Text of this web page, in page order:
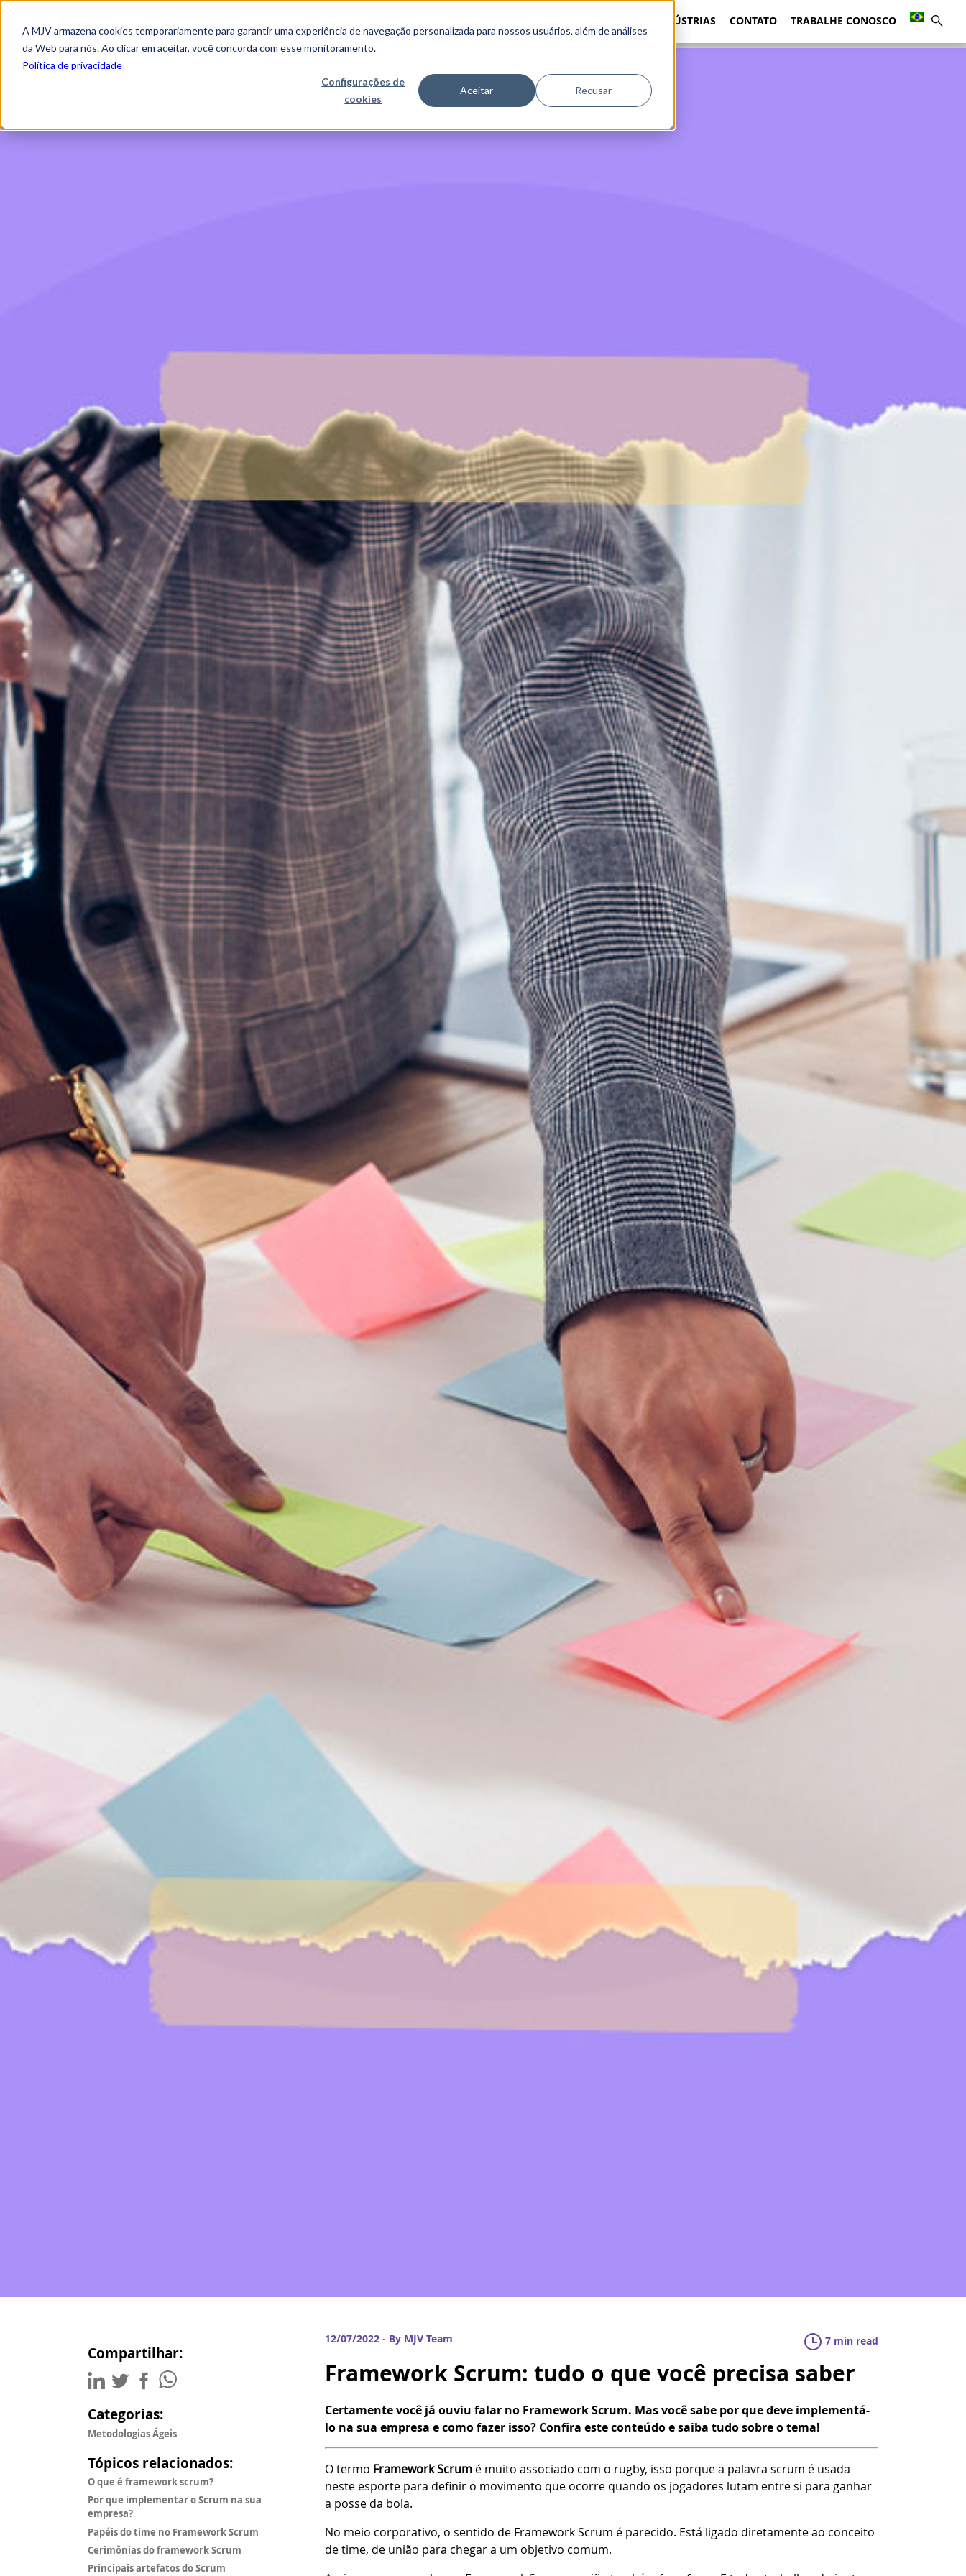
A MJV armazena cookies temporariamente para garantir uma experiência de navegação personalizada para nossos usuários, além de análises
da Web para nós. Ao clicar em aceitar, você concorda com esse monitoramento.
Política de privacidade
Configurações de
cookies
Aceitar Recusar
INDÚSTRIAS CONTATO TRABALHE CONOSCO
Compartilhar:
Categorias:
Metodologias Ágeis
Tópicos relacionados:
O que é framework scrum?
Por que implementar o Scrum na sua
empresa?
Papéis do time no Framework Scrum
Cerimônias do framework Scrum
Principais artefatos do Scrum
12/07/2022 - By MJV Team 7 min read
Framework Scrum: tudo o que você precisa saber
Certamente você já ouviu falar no Framework Scrum. Mas você sabe por que deve implementá-
lo na sua empresa e como fazer isso? Confira este conteúdo e saiba tudo sobre o tema!
O termo Framework Scrum é muito associado com o rugby, isso porque a palavra scrum é usada
neste esporte para definir o movimento que ocorre quando os jogadores lutam entre si para ganhar
a posse da bola.
No meio corporativo, o sentido de Framework Scrum é parecido. Está ligado diretamente ao conceito
de time, de união para chegar a um objetivo comum.